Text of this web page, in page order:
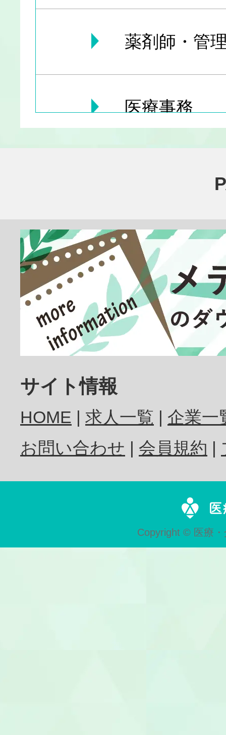
薬剤師・管
医療事務
臨床検査技
放射線技師
歯科衛生士
歯科技工士
サイト情報
HOME 求人一覧
企業一
お問い合わせ
会員規約
Copyright © 医療